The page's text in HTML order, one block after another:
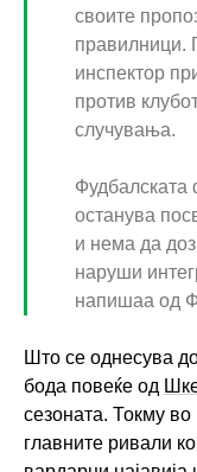
своите
правилници.
инспектор
против
случувања.
Фудбалската
останува
и нема да
наруши
напишаа од
Што се однесува
бода повеќе од
сезоната. Токму во
главните ривали